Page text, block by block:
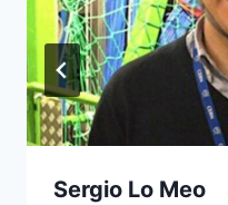
Sergio Lo Meo